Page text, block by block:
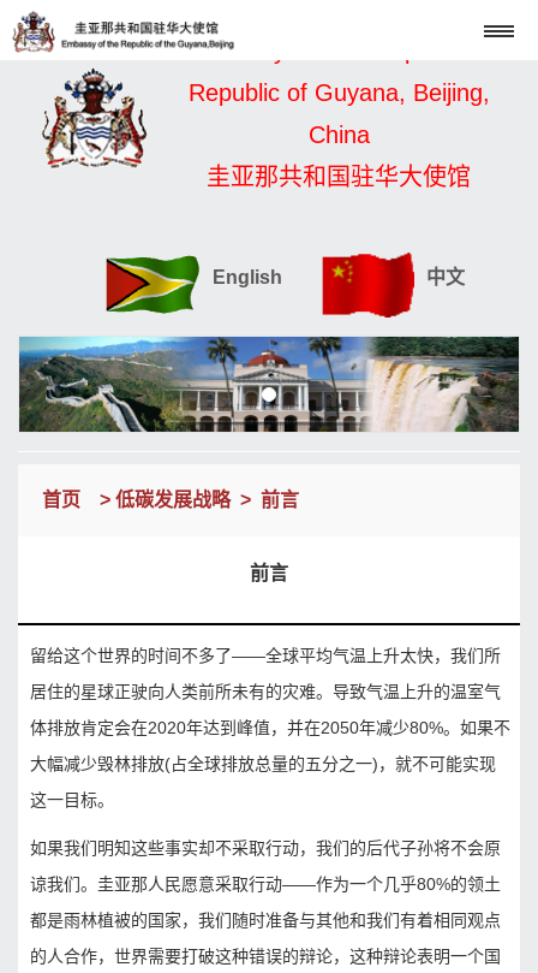
Embassy of the Cooperative
Republic of Guyana, Beijing,
China
圭亚那共和国驻华大使馆
English 中文
首页 > 低碳发展战略> 前言
前言
留给这个世界的时间不多了——全球平均气温上升太快，我们所
居住的星球正驶向人类前所未有的灾难。导致气温上升的温室气
体排放肯定会在2020年达到峰值，并在2050年减少80%。如果不
大幅减少毁林排放(占全球排放总量的五分之一)，就不可能实现
这一目标。
如果我们明知这些事实却不采取行动，我们的后代子孙将不会原
谅我们。圭亚那人民愿意采取行动——作为一个几乎80%的领土
都是雨林植被的国家，我们随时准备与其他和我们有着相同观点
的人合作，世界需要打破这种错误的辩论，这种辩论表明一个国